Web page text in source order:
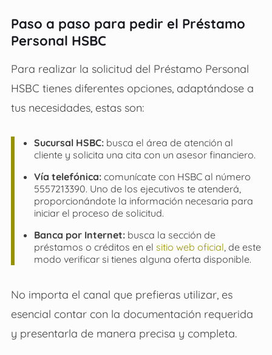
Paso a paso para pedir el Préstamo
Personal HSBC
Para realizar la solicitud del Préstamo Personal
HSBC tienes diferentes opciones, adaptándose a
tus necesidades, estas son:
Sucursal HSBC: busca el área de atención al
cliente y solicita una cita con un asesor financiero.
Vía telefónica:comunícate con HSBC al número
5557213390. Uno de los ejecutivos te atenderá,
proporcionándote la información necesaria para
iniciar el proceso de solicitud.
Banca por Internet:busca la sección de
préstamos o créditos en el sitio web oficial, de este
modo verificar si tienes alguna oferta disponible.
No importa el canal que prefieras utilizar, es
esencial contar con la documentación requerida
y presentarla de manera precisa y completa.